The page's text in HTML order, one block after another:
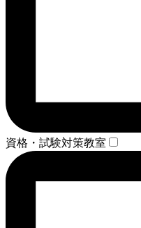
資格・試験対策教室